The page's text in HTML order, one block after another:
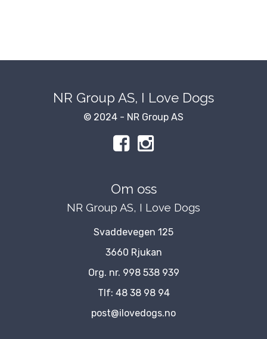
NR Group AS, I Love Dogs
© 2024 - NR Group AS
Om oss
NR Group AS, I Love Dogs
Svaddevegen 125
3660 Rjukan
Org. nr. 998 538 939
Tlf: 48 38 98 94
post@ilovedogs.no